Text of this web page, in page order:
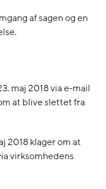
af sagen og en
maj 2018 via e-mail
at blive slettet fra
2018 klager om at
virksomhedens